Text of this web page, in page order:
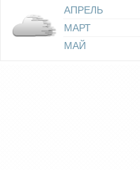
АПРЕЛЬ
МАРТ
МАЙ